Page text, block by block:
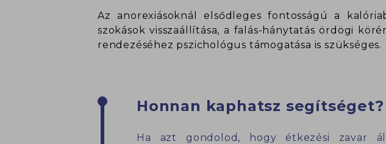
Az anorexiásoknál elsődleges fontosságú a
szokások visszaállítása, a falás-hánytatás ördögi
rendezéséhez pszichológus támogatása is szükséges.
Honnan kaphatsz segítséget?
Ha azt gondolod, hogy étkezési zavar